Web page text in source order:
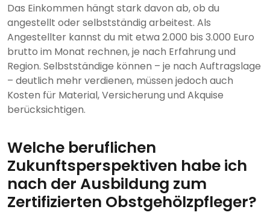
Das Einkommen hängt stark davon ab, ob du
angestellt oder selbstständig arbeitest. Als
Angestellter kannst du mit etwa 2.000 bis 3.000 Euro
brutto im Monat rechnen, je nach Erfahrung und
Region. Selbstständige können – je nach Auftragslage
– deutlich mehr verdienen, müssen jedoch auch
Kosten für Material, Versicherung und Akquise
berücksichtigen.
Welche beruflichen
Zukunftsperspektiven habe ich
nach der Ausbildung zum
Zertifizierten Obstgehölzpfleger?